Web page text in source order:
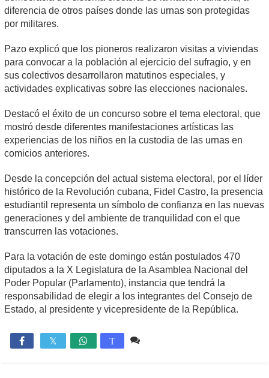
diferencia de otros países donde las urnas son protegidas
por militares.
Pazo explicó que los pioneros realizaron visitas a viviendas
para convocar a la población al ejercicio del sufragio, y en
sus colectivos desarrollaron matutinos especiales, y
actividades explicativas sobre las elecciones nacionales.
Destacó el éxito de un concurso sobre el tema electoral, que
mostró desde diferentes manifestaciones artísticas las
experiencias de los niños en la custodia de las urnas en
comicios anteriores.
Desde la concepción del actual sistema electoral, por el líder
histórico de la Revolución cubana, Fidel Castro, la presencia
estudiantil representa un símbolo de confianza en las nuevas
generaciones y del ambiente de tranquilidad con el que
transcurren las votaciones.
Para la votación de este domingo están postulados 470
diputados a la X Legislatura de la Asamblea Nacional del
Poder Popular (Parlamento), instancia que tendrá la
responsabilidad de elegir a los integrantes del Consejo de
Estado, al presidente y vicepresidente de la República.
 T